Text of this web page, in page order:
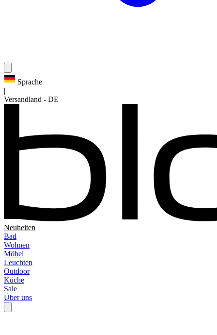
Sprache
Versandland - DE
Neuheiten
Bad
Wohnen
Möbel
Leuchten
Outdoor
Küche
Sale
Über uns